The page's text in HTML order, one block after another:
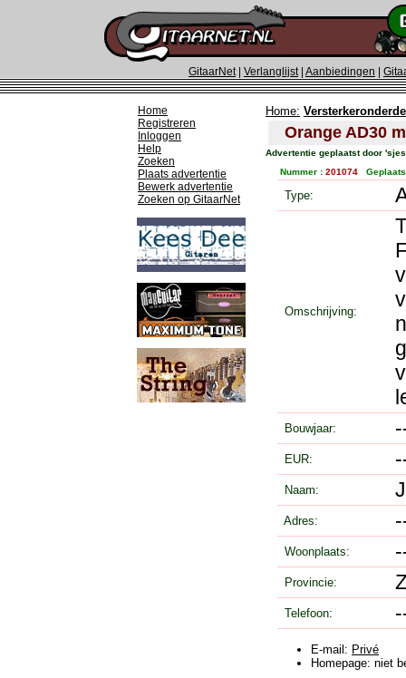
GitaarNet| Verlanglijst| Aanbiedingen
Home
Registreren
Inloggen
Help
Zoeken
Plaats advertentie
Bewerk advertentie
Zoeken op GitaarNet
Home:
Orange AD30
Advertentie geplaatst door
Nummer : 201074
Type:
Omschrijving:
Bouwjaar:
EUR:
Naam:
Adres:
Woonplaats:
Provincie:
Telefoon:
E-mail: Privé
Homepage: niet